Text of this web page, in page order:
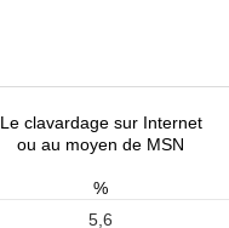
Le clavardage sur Internet
ou au moyen de MSN
%
5,6